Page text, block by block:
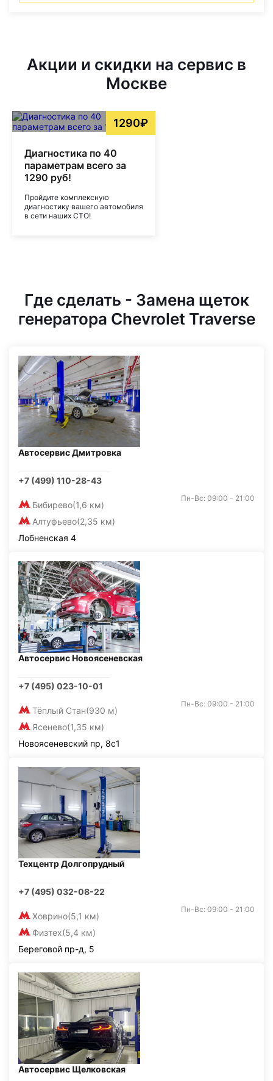
Акции и скидки на сервис в
Москве
1290₽
Диагностика по 40
параметрам всего за
1290 руб!
Пройдите комплексную
диагностику вашего автомобиля
в сети наших СТО!
Где сделать - Замена щеток
генератора Chevrolet Traverse
Автосервис Дмитровка
+7 (499) 110-28-43
Бибирево(1,6 км)
Алтуфьево(2,35 км)
Пн-Вс: 09:00 - 21:00
Лобненская 4
Автосервис Новоясеневская
+7 (495) 023-10-01
Тёплый Стан(930 м)
Ясенево(1,35 км)
Пн-Вс: 09:00 - 21:00
Новоясеневский пр, 8с1
Техцентр Долгопрудный
+7 (495) 032-08-22
Ховрино(5,1 км)
Физтех(5,4 км)
Пн-Вс: 09:00 - 21:00
Береговой пр-д, 5
Автосервис Щелковская